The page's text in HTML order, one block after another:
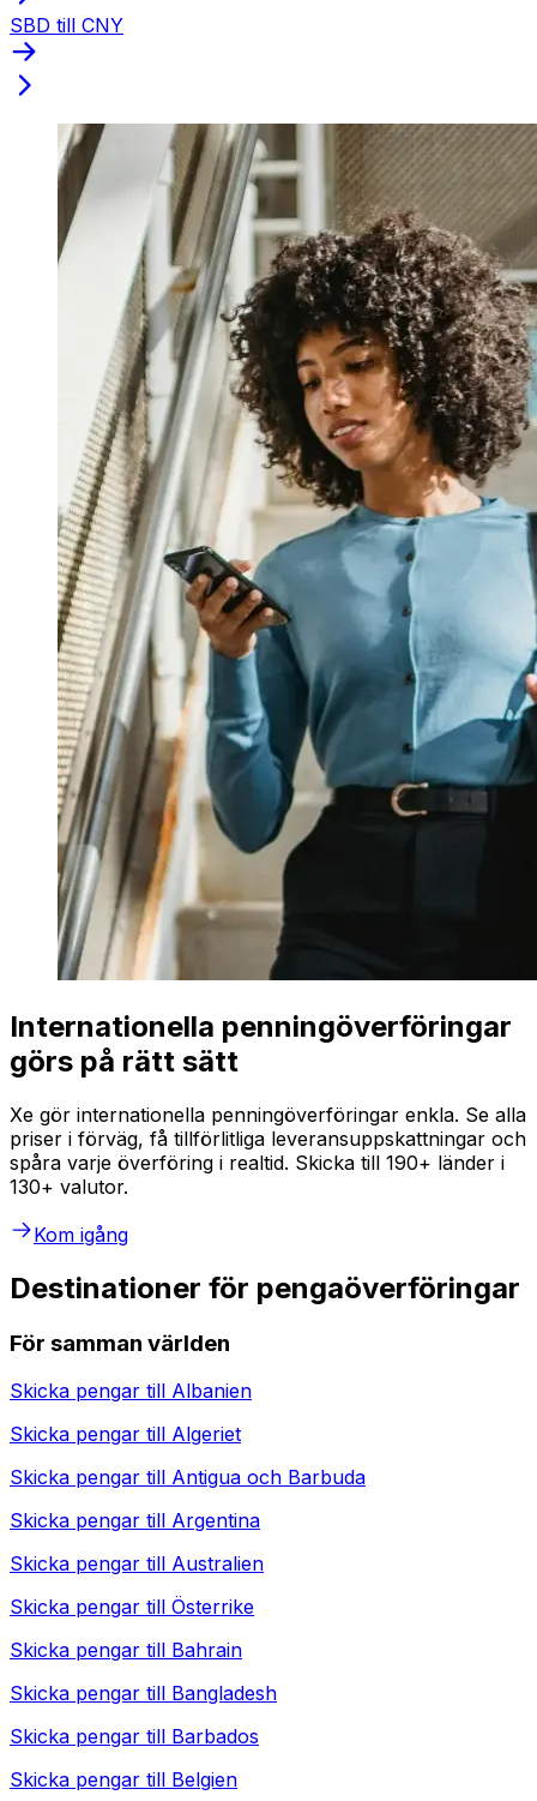
SBD till CNY
Internationella penningöverföringar
görs på rätt sätt
Xe gör internationella penningöverföringar enkla. Se alla
priser i förväg, få tillförlitliga leveransuppskattningar och
spåra varje överföring i realtid. Skicka till 190+ länder i
130+ valutor.
Kom igång
Destinationer för pengaöverföringar
För samman världen
Skicka pengar till Albanien
Skicka pengar till Algeriet
Skicka pengar till Antigua och Barbuda
Skicka pengar till Argentina
Skicka pengar till Australien
Skicka pengar till Österrike
Skicka pengar till Bahrain
Skicka pengar till Bangladesh
Skicka pengar till Barbados
Skicka pengar till Belgien